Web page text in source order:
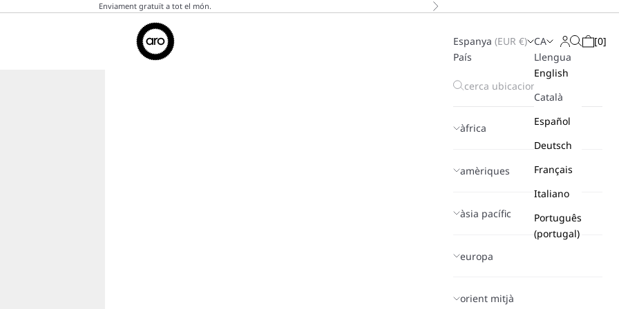
Enviament gratuït a tot el món. A continuació
Aro
Espanya (EUR €)
País
àfrica
amèriques
àsia pacífic
europa
orient mitjà
CA
Llengua
English
Català
Español
Deutsch
Français
Italiano
Português
(portugal)
Login
Search
Cistella
[0]